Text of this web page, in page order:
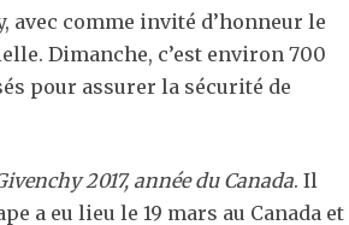
comme invité d’honneur le
Dimanche, c’est environ 700
pour assurer la sécurité de
2017, année du Canada. Il
a eu lieu le 19 mars au Canada et